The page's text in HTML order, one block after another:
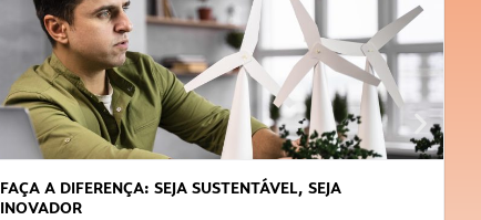
FAÇA A DIFERENÇA: SEJA SUSTENTÁVEL, SEJA
INOVADOR